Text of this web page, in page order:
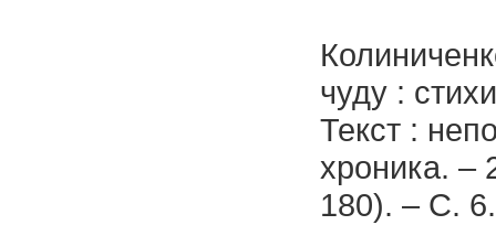
чуду :
Текст :
хроника. –
180). – С. 6.